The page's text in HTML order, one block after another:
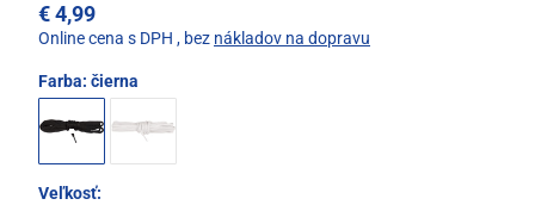
€ 4,99
Online cena s DPH , bez nákladov na dopravu
Farba: čierna
Veľkosť: